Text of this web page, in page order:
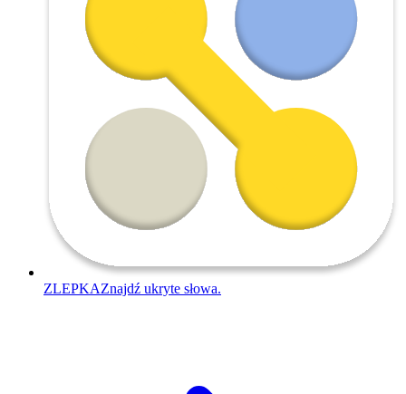
ZLEPKAZnajdź ukryte słowa.